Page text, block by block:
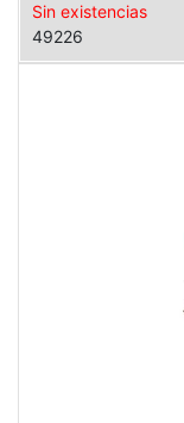
Sin existencias
49226